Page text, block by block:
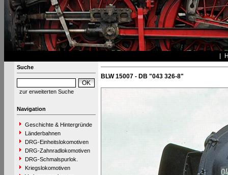
Suche
zur erweiterten Suche
Navigation
Geschichte & Hintergründe
Länderbahnen
DRG-Einheitslokomotiven
DRG-Zahnradlokomotiven
DRG-Schmalspurlok.
Kriegslokomotiven
BLW 15007 - DB "043 326-8"